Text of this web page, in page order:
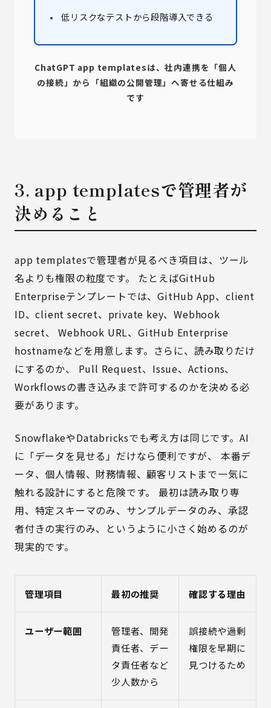
低リスクなテストから段階導入できる
ChatGPT app templatesは、社内連携を「個人
の接続」から「組織の公開管理」へ寄せる仕組み
です
3. app templatesで管理者が
決めること
app templatesで管理者が見るべき項目は、ツール
名よりも権限の粒度です。 たとえばGitHub
Enterpriseテンプレートでは、GitHub App、client
ID、client secret、private key、Webhook
secret、 Webhook URL、GitHub Enterprise
hostnameなどを用意します。さらに、読み取りだけ
にするのか、 Pull Request、Issue、Actions、
Workflowsの書き込みまで許可するのかを決める必
要があります。
SnowflakeやDatabricksでも考え方は同じです。AI
に「データを見せる」だけなら便利ですが、 本番デ
ータ、個人情報、財務情報、顧客リストまで一気に
触れる設計にすると危険です。 最初は読み取り専
用、特定スキーマのみ、サンプルデータのみ、承認
者付きの実行のみ、というように小さく始めるのが
現実的です。
管理項目 最初の推奨 確認する理由
ユーザー範囲
管理者、開発
責任者、デー
タ責任者など
少人数から
誤接続や過剰
権限を早期に
見つけるため